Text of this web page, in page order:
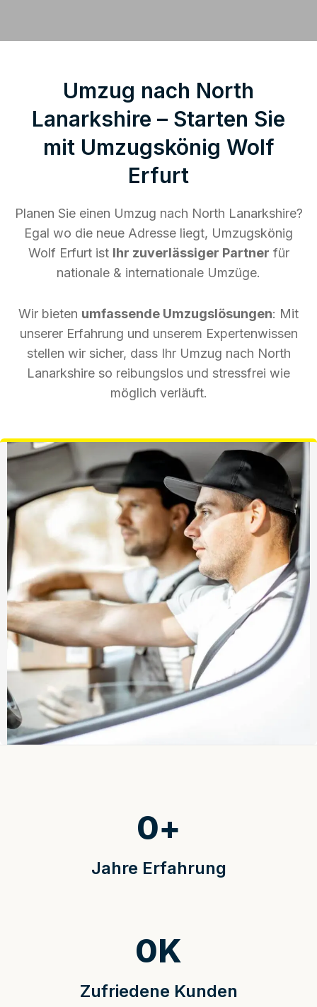
Umzug nach North
Lanarkshire – Starten Sie
mit Umzugskönig Wolf
Erfurt
Planen Sie einen Umzug nach North Lanarkshire?
Egal wo die neue Adresse liegt, Umzugskönig
Wolf Erfurt ist Ihr zuverlässiger Partner für
nationale & internationale Umzüge.
Wir bieten umfassende Umzugslösungen: Mit
unserer Erfahrung und unserem Expertenwissen
stellen wir sicher, dass Ihr Umzug nach North
Lanarkshire so reibungslos und stressfrei wie
möglich verläuft.
Jahre Erfahrung
0+
Zufriedene Kunden
0K